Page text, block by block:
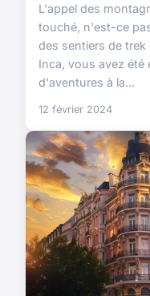
L'appel des
touché, n'est-ce
des sentiers de
Inca, vous avez été
d'aventures à la...
12 février 2024